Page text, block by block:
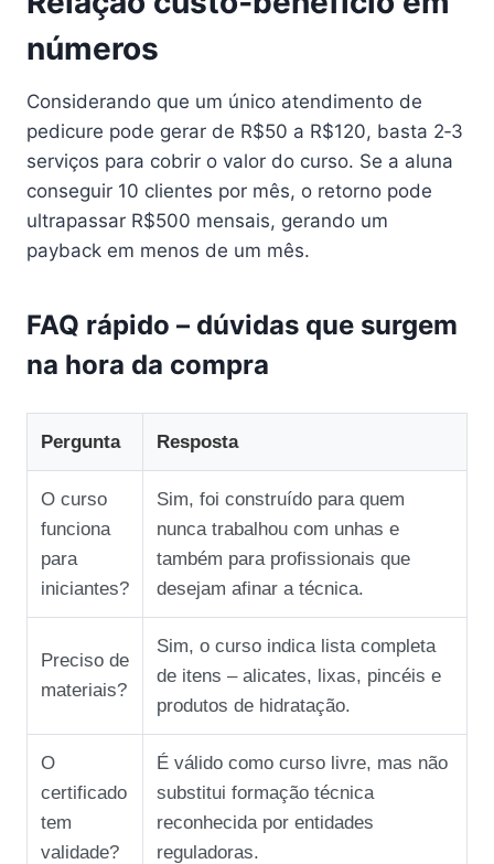
números
Considerando que um único atendimento de
pedicure pode gerar de R$50 a R$120, basta 2‑3
serviços para cobrir o valor do curso. Se a aluna
conseguir 10 clientes por mês, o retorno pode
ultrapassar R$500 mensais, gerando um
payback em menos de um mês.
FAQ rápido – dúvidas que surgem
na hora da compra
Pergunta Resposta
O curso
funciona
para
iniciantes?
Sim, foi construído para quem
nunca trabalhou com unhas e
também para profissionais que
desejam afinar a técnica.
Preciso de
materiais?
Sim, o curso indica lista completa
de itens – alicates, lixas, pincéis e
produtos de hidratação.
O
certificado
tem
validade?
É válido como curso livre, mas não
substitui formação técnica
reconhecida por entidades
reguladoras.